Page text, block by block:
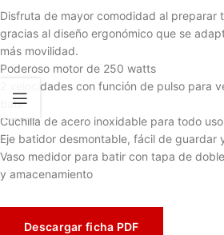
Disfruta de mayor comodidad al preparar
gracias al diseño ergonómico que se
más movilidad.
Poderoso motor de 250 watts
2 velocidades con función de pulso para
batir
Cuchilla de acero inoxidable para todo uso
Eje batidor desmontable, fácil de guardar
Vaso medidor para batir con tapa de
y amacenamiento
Descargar ficha PDF